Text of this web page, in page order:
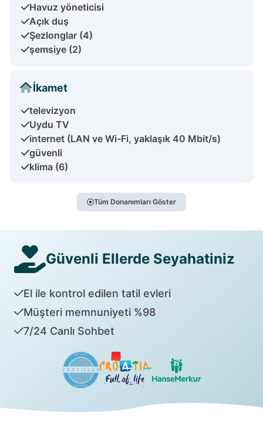
Havuz yöneticisi
Açık duş
Şezlonglar (4)
şemsiye (2)
İkamet
televizyon
Uydu TV
internet (LAN ve Wi-Fi, yaklaşık 40 Mbit/s)
güvenli
klima (6)
Tüm Donanımları Göster
Güvenli Ellerde Seyahatiniz
El ile kontrol edilen tatil evleri
Müşteri memnuniyeti %98
7/24 Canlı Sohbet